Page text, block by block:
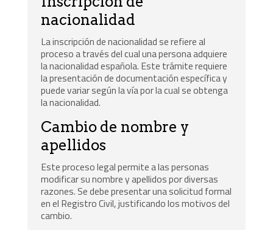
nacionalidad
La inscripción de nacionalidad se refiere al
proceso a través del cual una persona adquiere
la nacionalidad española. Este trámite requiere
la presentación de documentación específica y
puede variar según la vía por la cual se obtenga
la nacionalidad.
Cambio de nombre y
apellidos
Este proceso legal permite a las personas
modificar su nombre y apellidos por diversas
razones. Se debe presentar una solicitud formal
en el Registro Civil, justificando los motivos del
cambio.